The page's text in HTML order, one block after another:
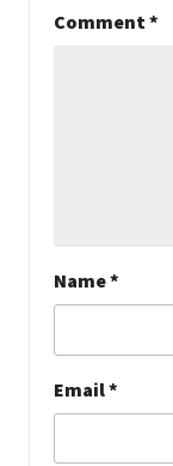
Comment*
Name*
Email*